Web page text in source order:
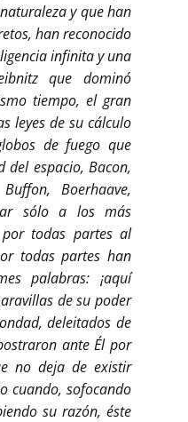
y que han
han reconocido
infinita y una
que dominó
tiempo, el gran
leyes de su cálculo
de fuego que
del espacio, Bacon,
Boerhaave,
sólo a los más
todas partes al
todas partes han
palabras: ¡aquí
de su poder
deleitados de
ante Él por
no deja de existir
cuando, sofocando
su razón, éste